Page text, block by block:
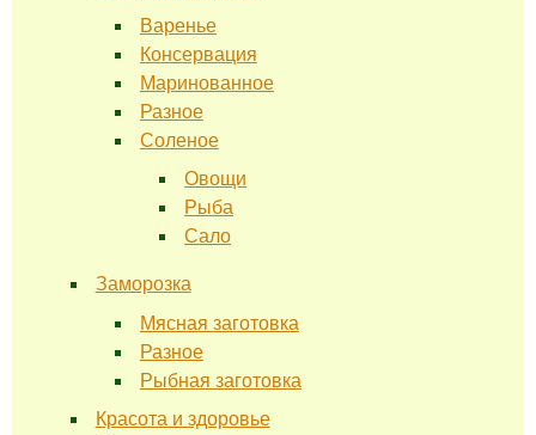
Варенье
Консервация
Маринованное
Разное
Соленое
Овощи
Рыба
Сало
Заморозка
Мясная заготовка
Разное
Рыбная заготовка
Красота и здоровье